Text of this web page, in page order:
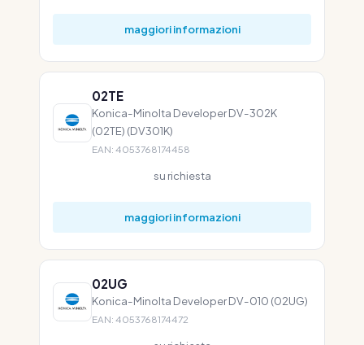
maggiori informazioni
02TE
Konica-Minolta Developer DV-302K
(02TE) (DV301K)
EAN: 4053768174458
su richiesta
maggiori informazioni
02UG
Konica-Minolta Developer DV-010 (02UG)
EAN: 4053768174472